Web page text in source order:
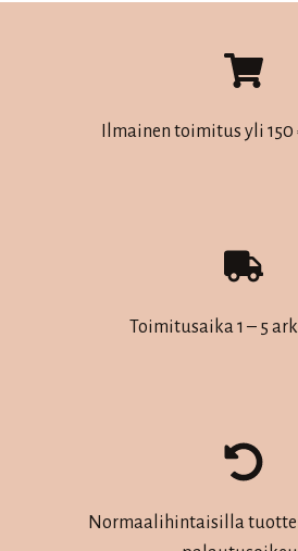
Ilmainen toimitus yli
Toimitusaika 1 – 5
Normaalihintaisilla